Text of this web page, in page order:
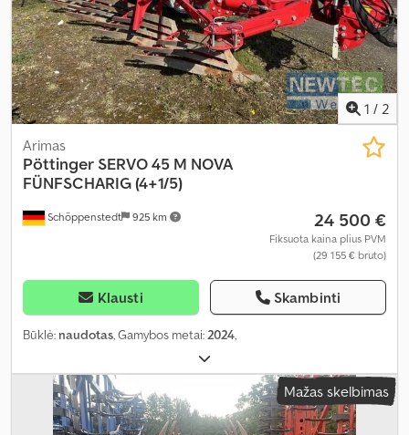
1 / 2
Schöppenstedt 925 km
Arimas
Pöttinger SERVO 45 M NOVA
FÜNFSCHARIG (4+1/5)
24 500 €
Fiksuota kaina plius PVM
(29 155 € bruto)
Klausti Skambinti
Būklė: naudotas, Gamybos metai: 2024,
Mažas skelbimas